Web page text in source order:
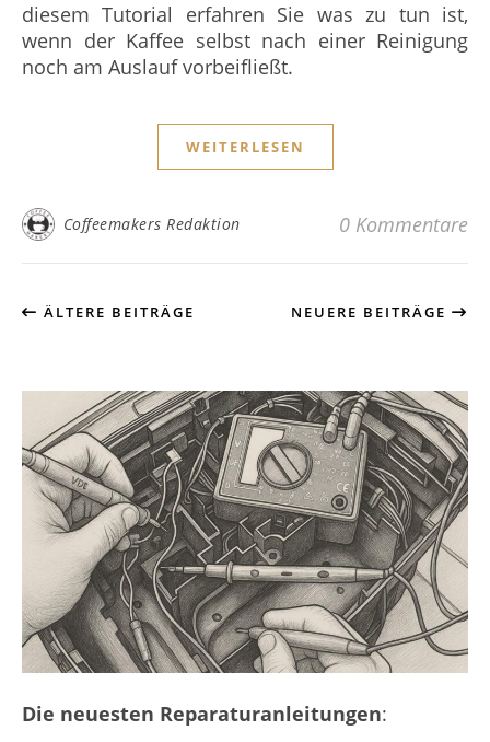
diesem Tutorial erfahren Sie was zu tun ist,
wenn der Kaffee selbst nach einer Reinigung
noch am Auslauf vorbeifließt.
WEITERLESEN
Coffeemakers Redaktion 0 Kommentare
ÄLTERE BEITRÄGE NEUERE BEITRÄGE
Die neuesten Reparaturanleitungen: